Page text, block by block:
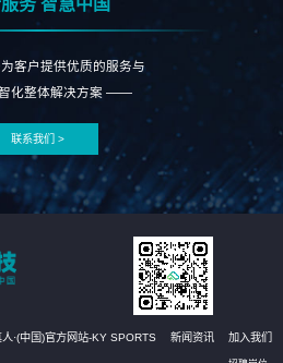
务 智慧中国
客户提供优质的服务与
化整体解决方案 ——
联系我们 >
·(中国)官方网站-KY SPORTS 新闻资讯 加入我们